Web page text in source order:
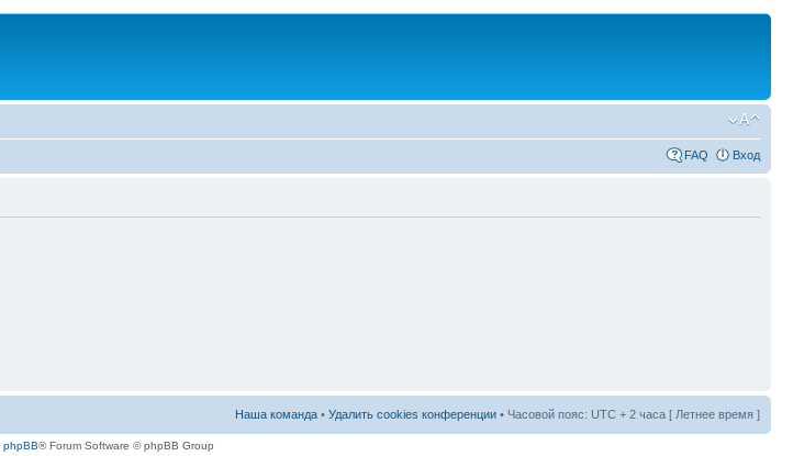
FAQ Вход
Наша команда • Удалить cookies конференции • Часовой пояс: UTC + 2 часа [ Летнее время ]
phpBB® Forum Software © phpBB Group